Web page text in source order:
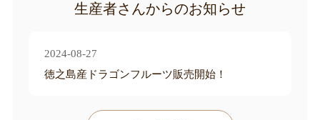
そんな思いで、わたしたち「徳之島 YOSHIZO」（よしぞ
う）は果樹を中心に６次産業と言われる「栽培・加工・
生産者さんからのお知らせ
2024-08-27
徳之島産ドラゴンフルーツ販売開始！